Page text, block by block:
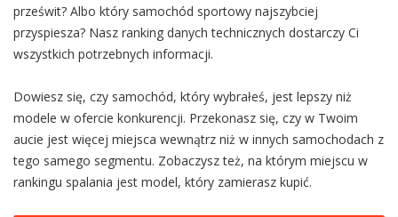
prześwit? Albo który samochód sportowy najszybciej
przyspiesza? Nasz ranking danych technicznych dostarczy Ci
wszystkich potrzebnych informacji.
Dowiesz się, czy samochód, który wybrałeś, jest lepszy niż
modele w ofercie konkurencji. Przekonasz się, czy w Twoim
aucie jest więcej miejsca wewnątrz niż w innych samochodach z
tego samego segmentu. Zobaczysz też, na którym miejscu w
rankingu spalania jest model, który zamierasz kupić.